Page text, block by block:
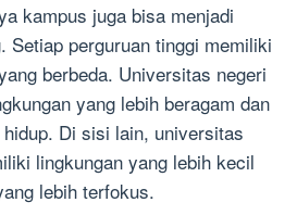
kampus juga bisa menjadi
Setiap perguruan tinggi memiliki
berbeda. Universitas negeri
yang lebih beragam dan
Di sisi lain, universitas
lingkungan yang lebih kecil
lebih terfokus.